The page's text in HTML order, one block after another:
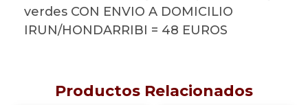
verdes CON ENVIO A DOMICILIO
IRUN/HONDARRIBI = 48 EUROS
Productos Relacionados